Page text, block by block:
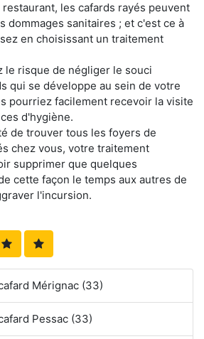
les cafards rayés peuvent
dommages sanitaires ; et c'est ce à
en choisissant un traitement
le risque de négliger le souci
qui se développe au sein de votre
pourriez facilement recevoir la visite
d'hygiène.
de trouver tous les foyers de
chez vous, votre traitement
supprimer que quelques
cette façon le temps aux autres de
l'incursion.
Mérignac (33)
Pessac (33)